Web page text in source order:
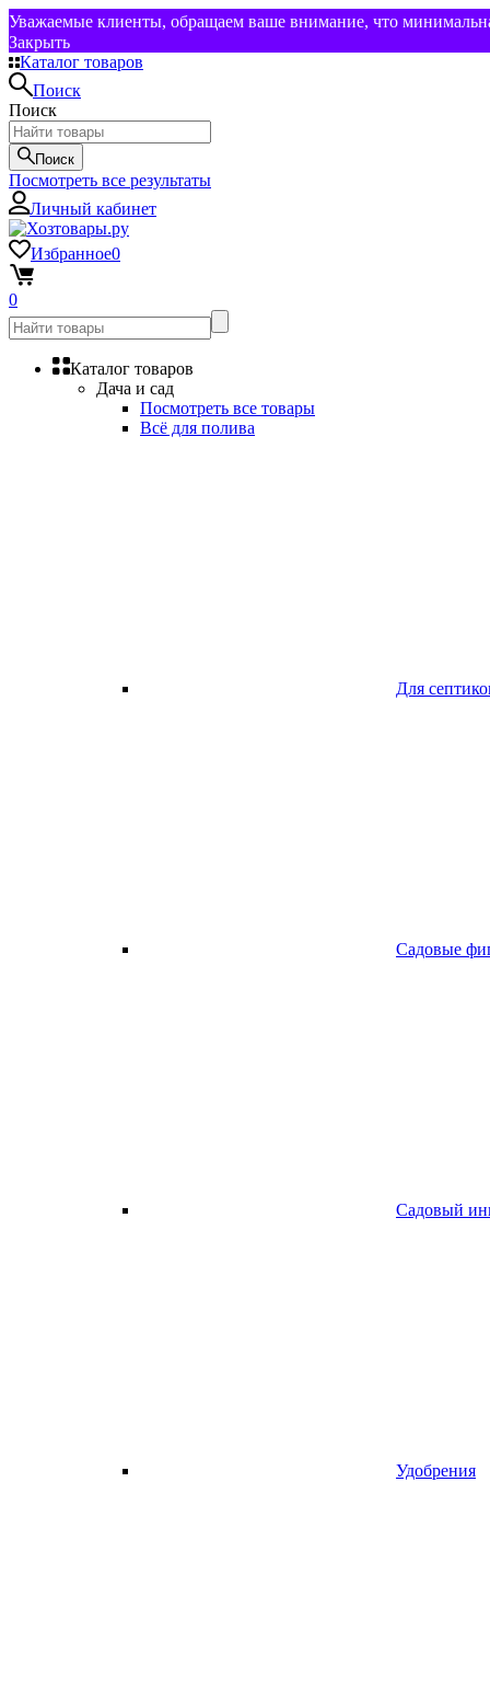
Уважаемые клиенты, обращаем ваше внимание, что
Закрыть
Каталог товаров
Поиск
Поиск
Поиск
Посмотреть все результаты
Личный кабинет
Избранное0
0
Каталог товаров
Дача и сад
Посмотреть все товары
Всё для полива
Для
Садовые
Садовый
Удобрения